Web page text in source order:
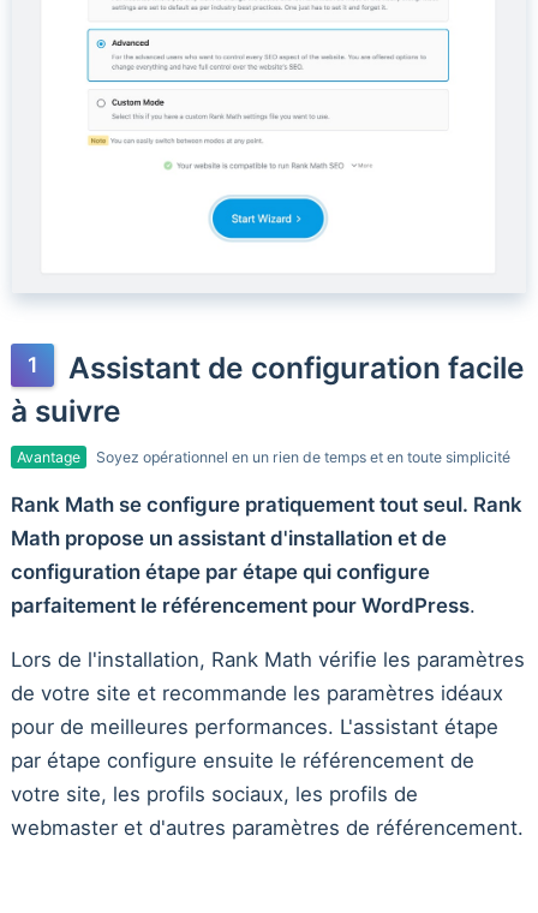
Assistant de configuration facile
à suivre
Avantage Soyez opérationnel en un rien de temps et en toute simplicité
Rank Math se configure pratiquement tout seul. Rank
Math propose un assistant d'installation et de
configuration étape par étape qui configure
parfaitement le référencement pour WordPress.
Lors de l'installation, Rank Math vérifie les paramètres
de votre site et recommande les paramètres idéaux
pour de meilleures performances. L'assistant étape
par étape configure ensuite le référencement de
votre site, les profils sociaux, les profils de
webmaster et d'autres paramètres de référencement.